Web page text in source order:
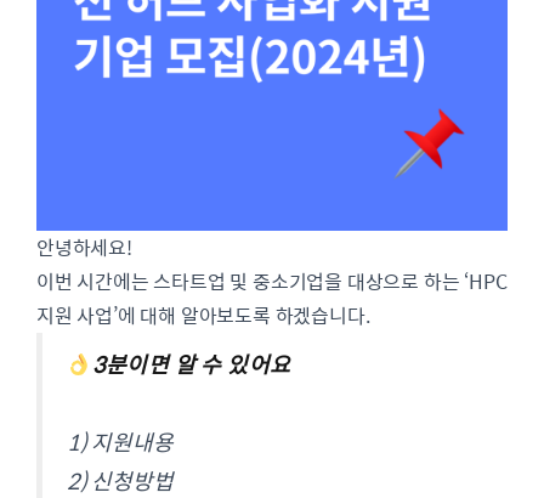
안녕하세요!
이번 시간에는 스타트업 및 중소기업을 대상으로 하는 ‘HPC
지원 사업’에 대해 알아보도록 하겠습니다.
3분이면 알 수 있어요
1) 지원내용
2) 신청방법